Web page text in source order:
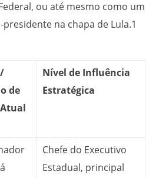
ou até mesmo como um
na chapa de Lula.1
de
Nível de Influência
Estratégica
Chefe do Executivo
Estadual, principal